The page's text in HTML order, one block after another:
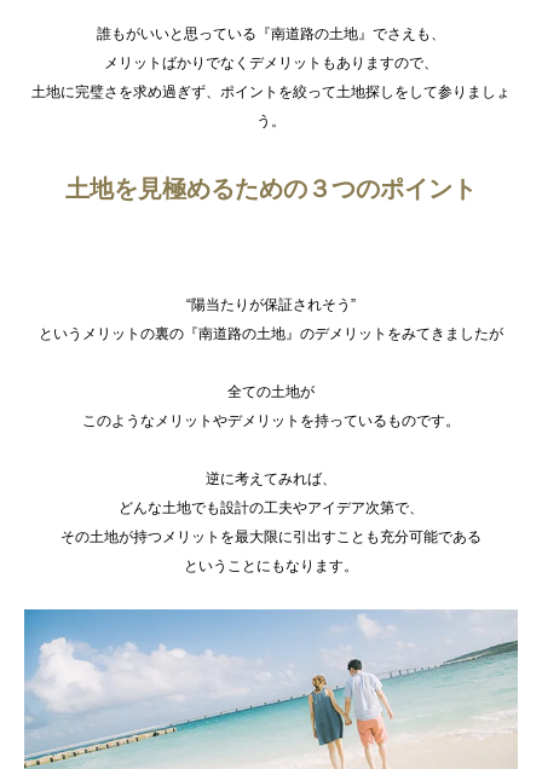
誰もがいいと思っている『南道路の土地』でさえも、
メリットばかりでなくデメリットもありますので、
土地に完璧さを求め過ぎず、ポイントを絞って土地探しをして参りましょ
う。
土地を見極めるための３つのポイント
“陽当たりが保証されそう”
というメリットの裏の『南道路の土地』のデメリットをみてきましたが
全ての土地が
このようなメリットやデメリットを持っているものです。
逆に考えてみれば、
どんな土地でも設計の工夫やアイデア次第で、
その土地が持つメリットを最大限に引出すことも充分可能である
ということにもなります。